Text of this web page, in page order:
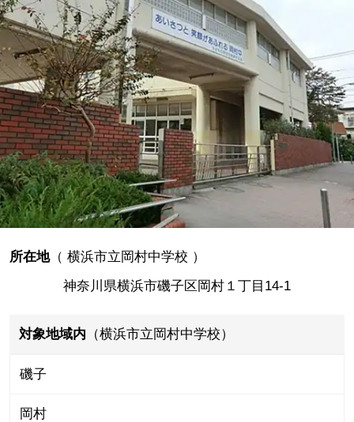
所在地（ 横浜市立岡村中学校 ）
神奈川県横浜市磯子区岡村１丁目14-1
対象地域内 （横浜市立岡村中学校）
磯子
岡村